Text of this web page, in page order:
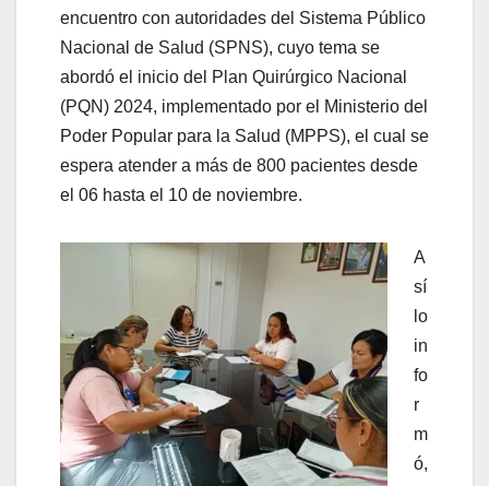
encuentro con autoridades del Sistema Público
Nacional de Salud (SPNS), cuyo tema se
abordó el inicio del Plan Quirúrgico Nacional
(PQN) 2024, implementado por el Ministerio del
Poder Popular para la Salud (MPPS), el cual se
espera atender a más de 800 pacientes desde
el 06 hasta el 10 de noviembre.
A
sí
lo
in
fo
r
m
ó,